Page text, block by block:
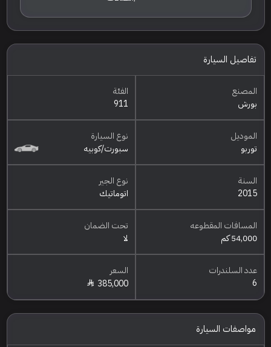
تفاصيل السيارة
المصنع
بورش
الفئة
911
الموديل
توربو
نوع السيارة
سبورت/كوبيه
السنة
2015
نوع الجير
اتوماتيك
المسافات المقطوعه
54,000 كم
تحت الضمان
لا
عدد السلندرات
6
السعر
385,000
مواصفات السيارة